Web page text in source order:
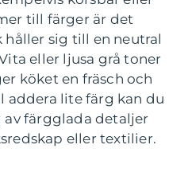
till färger är det
sig till en neutral
eller ljusa grå toner
köket en fräsch och
addera lite färg kan du
av färgglada detaljer
eller textilier.